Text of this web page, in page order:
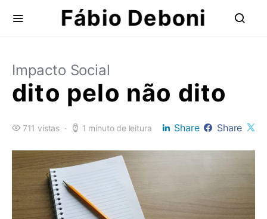
Fábio Deboni
Impacto Social
dito pelo não dito
711 vistas 1 minuto de leitura Share Share